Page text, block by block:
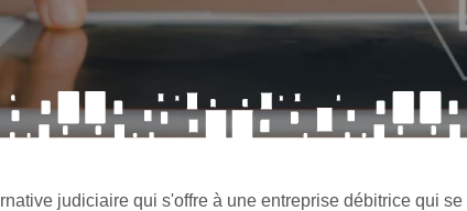
judiciaire qui s'offre à une entreprise débitrice qui se